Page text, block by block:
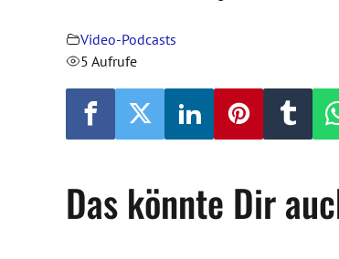
Video-Podcasts
5 Aufrufe
Das könnte Dir